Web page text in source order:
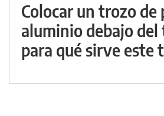
Colocar un trozo de
aluminio debajo
para qué sirve este